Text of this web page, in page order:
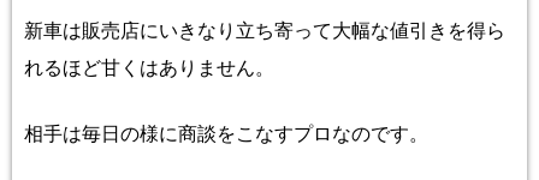
新車は販売店にいきなり立ち寄って大幅な値引きを得ら
れるほど甘くはありません。
相手は毎日の様に商談をこなすプロなのです。